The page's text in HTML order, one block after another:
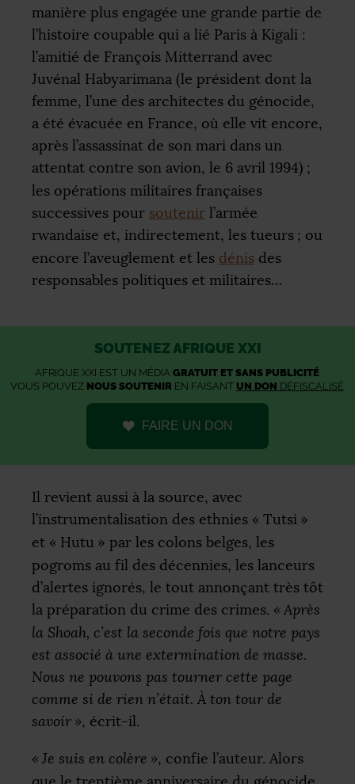
manière plus engagée une grande partie de
l’histoire coupable qui a lié Paris à Kigali :
l’amitié de François Mitterrand avec
Juvénal Habyarimana (le président dont la
femme, l’une des architectes du génocide,
a été évacuée en France, où elle vit encore,
après l’assassinat de son mari dans un
attentat contre son avion, le 6 avril 1994) ;
les opérations militaires françaises
successives pour soutenir l’armée
rwandaise et, indirectement, les tueurs ; ou
encore l’aveuglement et les dénis des
responsables politiques et militaires…
SOUTENEZ AFRIQUE XXI
AFRIQUE XXI EST UN MÉDIA GRATUIT ET SANS PUBLICITÉ.
VOUS POUVEZ NOUS SOUTENIREN FAISANT UN DON DÉFISCALISÉ.
FAIRE UN DON
Il revient aussi à la source, avec
l’instrumentalisation des ethnies « Tutsi »
et « Hutu » par les colons belges, les
pogroms au fil des décennies, les lanceurs
d’alertes ignorés, le tout annonçant très tôt
la préparation du crime des crimes. « Après
la Shoah, c’est la seconde fois que notre pays
est associé à une extermination de masse.
Nous ne pouvons pas tourner cette page
comme si de rien n’était. À ton tour de
savoir », écrit-il.
« Je suis en colère », confie l’auteur. Alors